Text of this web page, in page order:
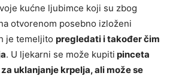
kućne ljubimce koji su zbog
otvorenom posebno izloženi
je temeljito pregledati i također čim
. U ljekarni se može kupiti pinceta
uklanjanje krpelja, ali može se